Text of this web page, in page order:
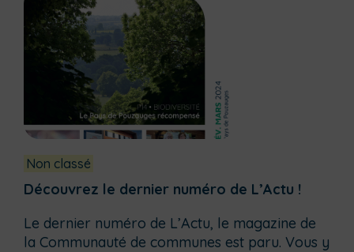
Non classé
Découvrez le dernier numéro de L’Actu !
Le dernier numéro de L’Actu, le magazine de
la Communauté de communes est paru. Vous y